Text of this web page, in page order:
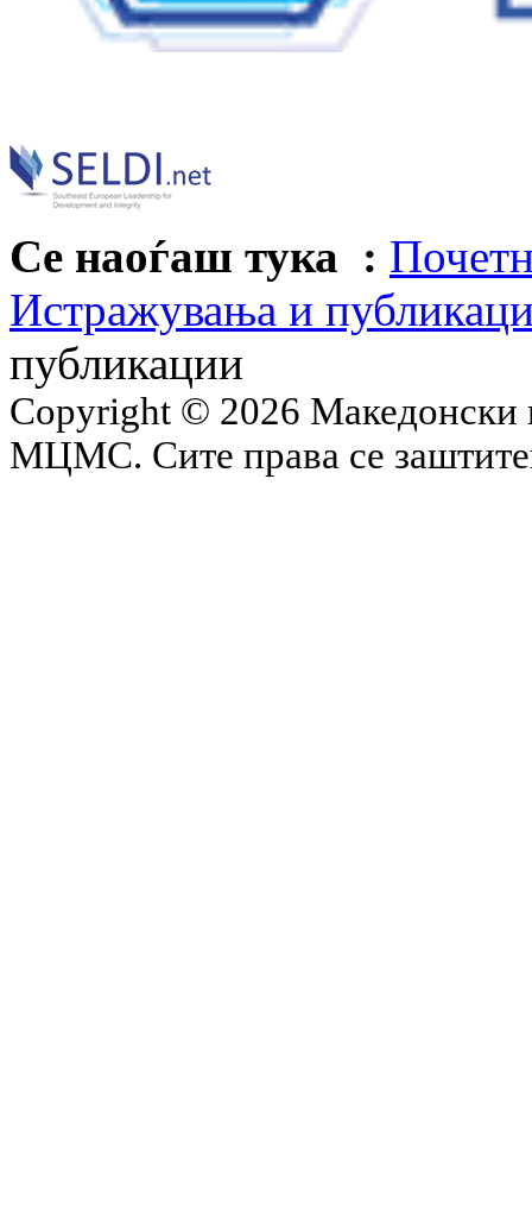
Се наоѓаш тука :
Истражувања и
публикации
Copyright © 2026 Македонски
МЦМС. Сите права се